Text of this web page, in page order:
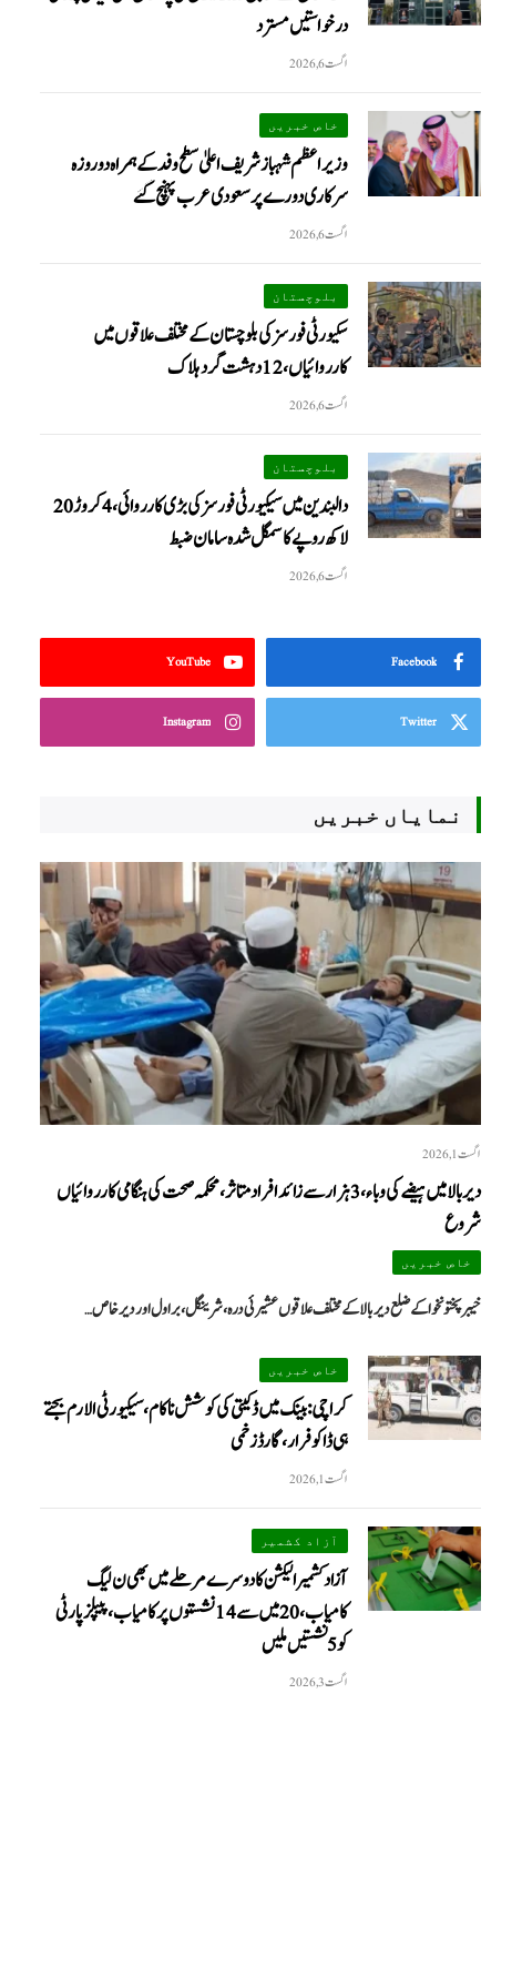
درخواستیں مسترد
اگست 6, 2026
خاص خبریں
وزیراعظم شہبازشریف اعلیٰ سطح وفد کے ہمراہ دو روزه
سرکاری دورے پر سعودی عرب پہنچ گئے
اگست 6, 2026
بلوچستان
سکیورٹی فورسز کی بلوچستان کے مختلف علاقوں میں
کارروائیاں ، 12 دہشت گرد ہلاک
اگست 6, 2026
بلوچستان
دالبندین میں سیکیورٹی فورسز کی بڑی کارروائی، 4 کروڑ 20
لاکھ روپے کا سمگل شدہ سامان ضبط
اگست 6, 2026
Facebook
YouTube
Twitter
Instagram
نمایاں خبریں
اگست 1, 2026
دیر بالا میں ہیضے کی وباء، 3 ہزار سے زائد افراد متاثر، محکمہ صحت کی ہنگامی کارروائیاں
شروع
خاص خبریں
خیبرپختونخوا کے ضلع دیر بالا کے مختلف علاقوں عشیرئی درہ، شرینگل، براول اور دیر خاص…
خاص خبریں
کراچی: بینک میں ڈکیتی کی کوشش ناکام، سیکیورٹی الارم بجتے
ہی ڈاکو فرار، گارڈ زخمی
اگست 1, 2026
آزاد کشمیر
آزاد کشمیر الیکشن کا دوسرے مرحلے میں بھی ن لیگ
کامیاب، 20 میں سے 14 نشستوں پر کامیاب، پیپلزپارٹی
کو 5 نشستیں ملیں
اگست 3, 2026